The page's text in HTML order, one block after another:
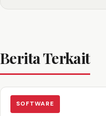
Berita Terkait
SOFTWARE